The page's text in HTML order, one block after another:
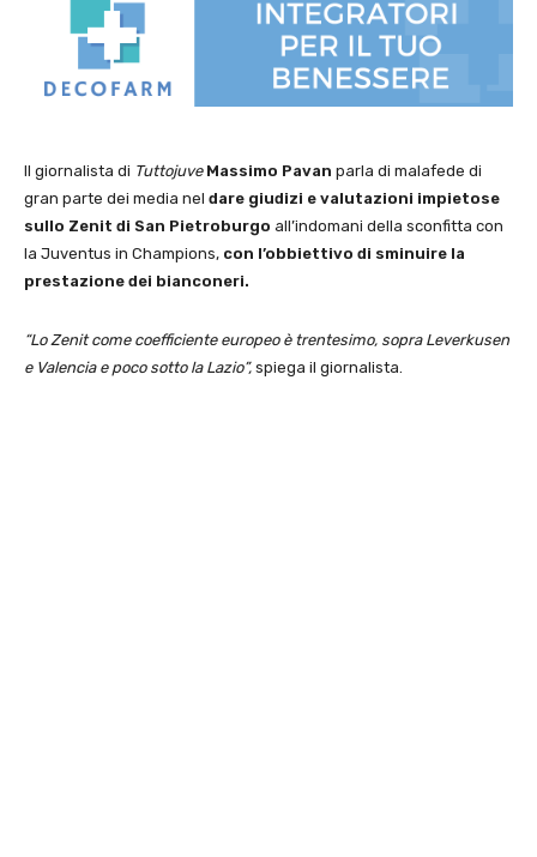
Il giornalista di Tuttojuve Massimo Pavan parla di malafede di
gran parte dei media nel dare giudizi e valutazioni impietose
sullo Zenit di San Pietroburgo all’indomani della sconfitta con
la Juventus in Champions, con l’obbiettivo di sminuire la
prestazione dei bianconeri.
“Lo Zenit come coefficiente europeo è trentesimo, sopra Leverkusen
e Valencia e poco sotto la Lazio”, spiega il giornalista.